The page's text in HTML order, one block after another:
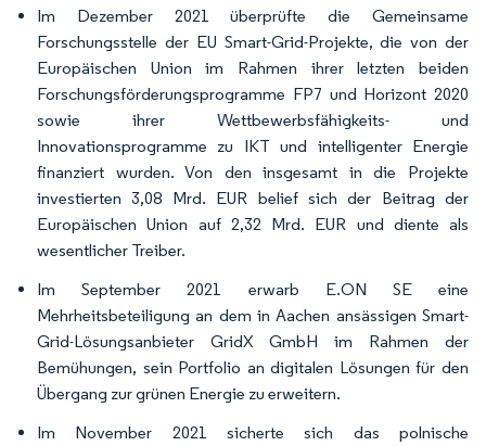
Im Dezember 2021 überprüfte die Gemeinsame
Forschungsstelle der EU Smart-Grid-Projekte, die von der
Europäischen Union im Rahmen ihrer letzten beiden
Forschungsförderungsprogramme FP7 und Horizont 2020
sowie ihrer Wettbewerbsfähigkeits- und
Innovationsprogramme zu IKT und intelligenter Energie
finanziert wurden. Von den insgesamt in die Projekte
investierten 3,08 Mrd. EUR belief sich der Beitrag der
Europäischen Union auf 2,32 Mrd. EUR und diente als
wesentlicher Treiber.
Im September 2021 erwarb E.ON SE eine
Mehrheitsbeteiligung an dem in Aachen ansässigen Smart-
Grid-Lösungsanbieter GridX GmbH im Rahmen der
Bemühungen, sein Portfolio an digitalen Lösungen für den
Übergang zur grünen Energie zu erweitern.
Im November 2021 sicherte sich das polnische